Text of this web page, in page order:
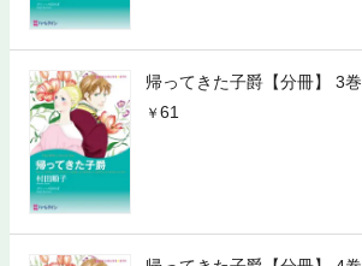
帰ってきた子爵【分冊】 3巻
61